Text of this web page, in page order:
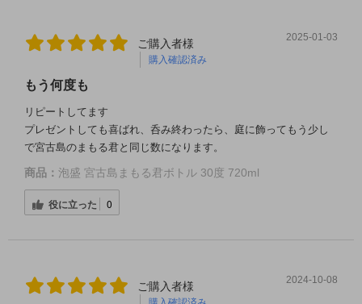
ご購入者様
購入確認済み
2025-01-03
もう何度も
リピートしてます
プレゼントしても喜ばれ、呑み終わったら、庭に飾ってもう少し
で宮古島のまもる君と同じ数になります。
商品： 泡盛 宮古島まもる君ボトル 30度 720ml
役に立った 0
ご購入者様 2024-10-08